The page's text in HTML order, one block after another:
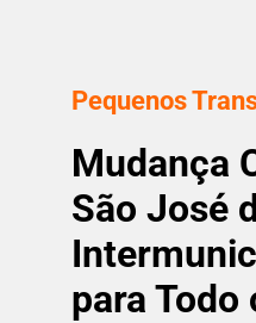
Pequenos
Mudança
São José
para Todo